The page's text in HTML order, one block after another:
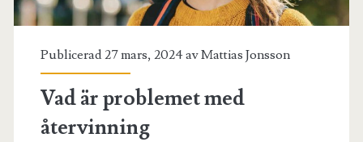
Publicerad 27 mars, 2024 avMattias Jonsson
Vad är problemet med
återvinning